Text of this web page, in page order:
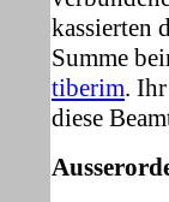
kassierten
Summe
tiberim.
diese